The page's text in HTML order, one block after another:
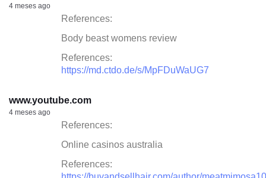
4 meses ago
References:
Body beast womens review
References:
https://md.ctdo.de/s/MpFDuWaUG7
www.youtube.com
4 meses ago
References:
Online casinos australia
References: